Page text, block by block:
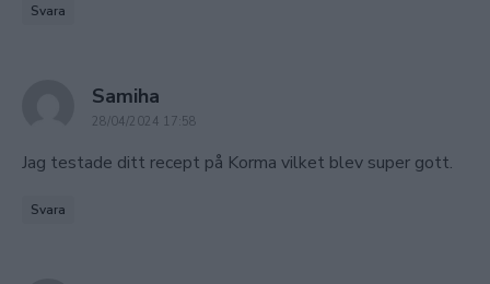
Svara
Samiha
28/04/2024 17:58
Jag testade ditt recept på Korma vilket blev super gott.
Svara